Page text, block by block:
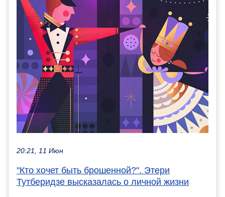
20:21, 11 Июн
"Кто хочет быть брошенной?". Этери
Тутберидзе высказалась о личной жизни